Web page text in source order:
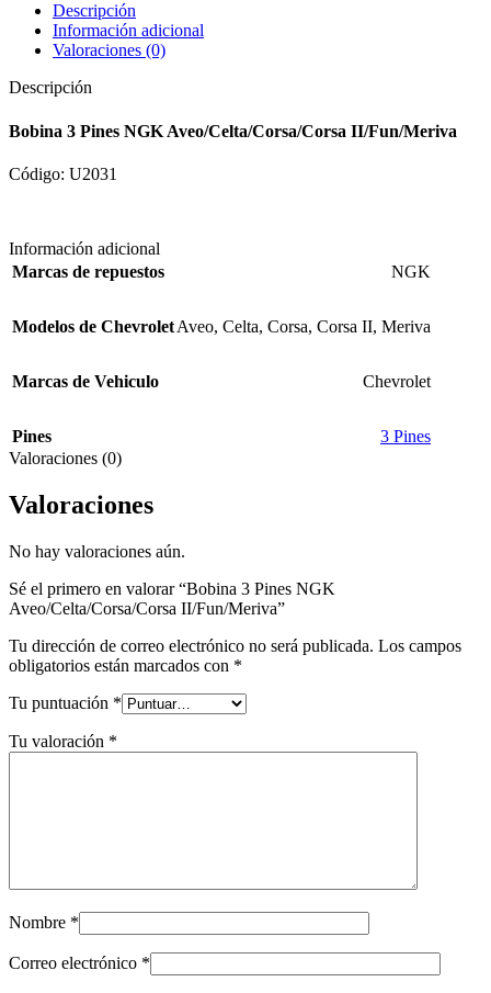
Descripción
Información adicional
Valoraciones (0)
Descripción
Bobina 3 Pines NGK Aveo/Celta/Corsa/Corsa II/Fun/Meriva
Código: U2031
Información adicional
Marcas de repuestos
NGK
Modelos de ChevroletAveo, Celta, Corsa, Corsa II, Meriva
Marcas de Vehiculo Chevrolet
Pines
3 Pines
Valoraciones (0)
Valoraciones
No hay valoraciones aún.
Sé el primero en valorar “Bobina 3 Pines NGK
Aveo/Celta/Corsa/Corsa II/Fun/Meriva”
Tu dirección de correo electrónico no será publicada. Los campos
obligatorios están marcados con *
Tu puntuación *
Tu valoración *
Nombre *
Correo electrónico *